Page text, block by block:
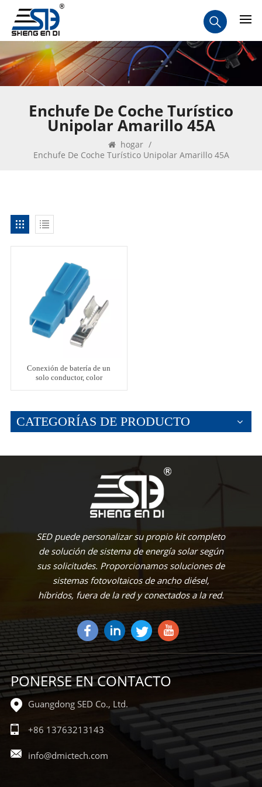
Enchufe De Coche Turístico
Unipolar Amarillo 45A
hogar /
Enchufe De Coche Turístico Unipolar Amarillo 45A
Conexión de batería de un
solo conductor, color
CATEGORÍAS DE PRODUCTO
SED puede personalizar su propio kit completo
de solución de sistema de energía solar según
sus solicitudes. Proporcionamos soluciones de
sistemas fotovoltaicos de ancho diésel,
híbridos, fuera de la red y conectados a la red.
PONERSE EN CONTACTO
Guangdong SED Co., Ltd.
+86 13763213143
info@dmictech.com